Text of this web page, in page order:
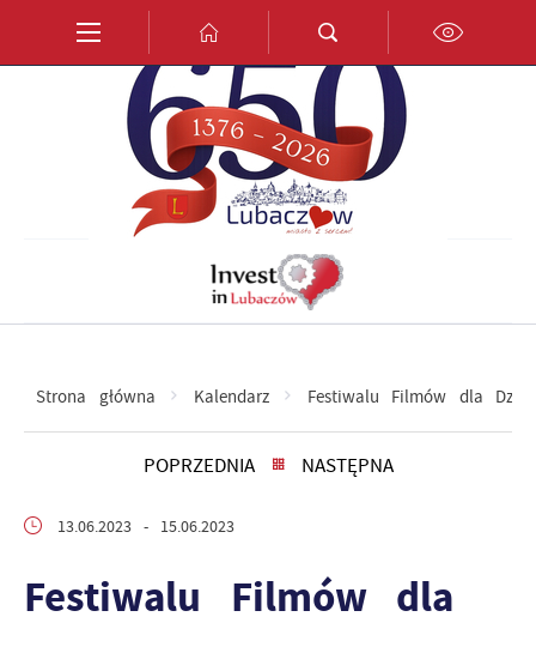
Przejdź do menu.
Przejdź do wyszukiwarki.
Przejdź do treści.
Przejdź do ustawień wielkości czcionki.
Włącz wersję kontrastową strony.
Strona główna Kalendarz Festiwalu Filmów dla
POPRZEDNIA NASTĘPNA
13.06.2023 - 15.06.2023
Festiwalu Filmów dla